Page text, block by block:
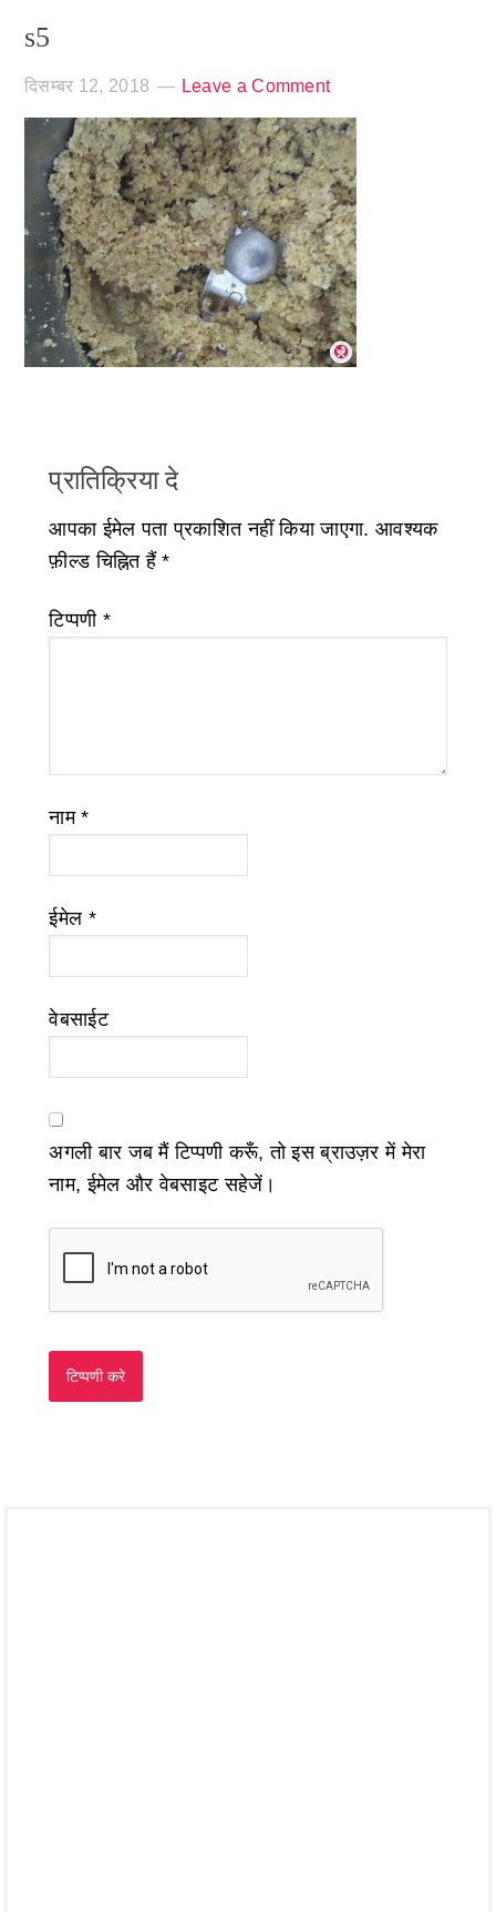
s5
दिसम्बर 12, 2018 Leave a Comment
प्रातिक्रिया दे
आपका ईमेल पता प्रकाशित नहीं किया जाएगा. आवश्यक
फ़ील्ड चिह्नित हैं*
टिप्पणी *
नाम*
ईमेल *
वेबसाईट
अगली बार जब मैं टिप्पणी करूँ, तो इस ब्राउज़र में मेरा
नाम, ईमेल और वेबसाइट सहेजें।